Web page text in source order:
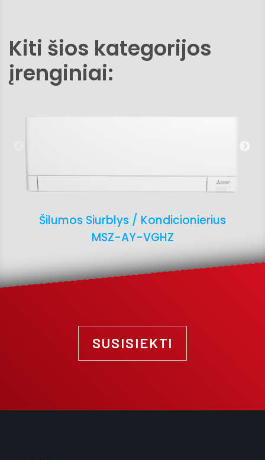
Kiti šios kategorijos
įrenginiai:
Šilumos Siurblys / Kondicionierius
MSZ-AY-VGHZ
SUSISIEKTI